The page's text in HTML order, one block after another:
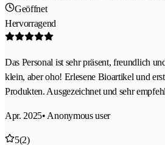
Geöffnet
Hervorragend
Das Personal ist sehr präsent, freundlich
klein, aber oho! Erlesene Bioartikel und
Produkten. Ausgezeichnet und sehr
Apr. 2025• Anonymous user
5(2)